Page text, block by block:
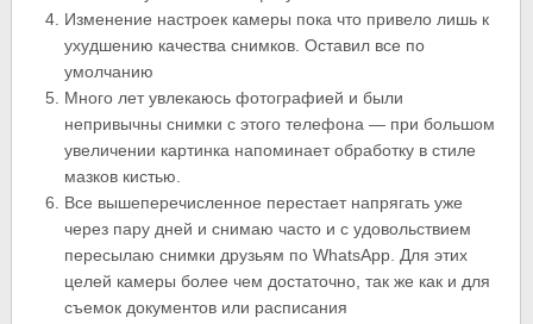
Изменение настроек камеры пока что привело лишь к
ухудшению качества снимков. Оставил все по
умолчанию
Много лет увлекаюсь фотографией и были
непривычны снимки с этого телефона — при большом
увеличении картинка напоминает обработку в стиле
мазков кистью.
Все вышеперечисленное перестает напрягать уже
через пару дней и снимаю часто и с удовольствием
пересылаю снимки друзьям по WhatsApp. Для этих
целей камеры более чем достаточно, так же как и для
съемок документов или расписания